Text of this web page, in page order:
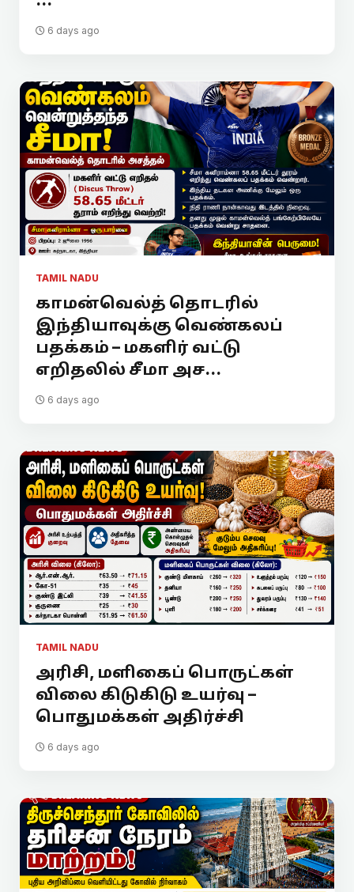
6 days ago
TAMIL NADU
காமன்வெல்த் தொடரில்
இந்தியாவுக்கு வெண்கலப்
பதக்கம் – மகளிர் வட்டு
எறிதலில் சீமா அச...
6 days ago
TAMIL NADU
அரிசி, மளிகைப் பொருட்கள்
விலை கிடுகிடு உயர்வு –
பொதுமக்கள் அதிர்ச்சி
6 days ago